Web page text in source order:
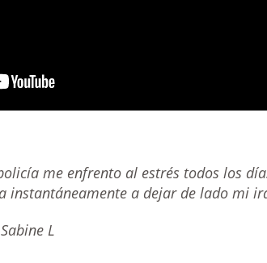
me enfrento al estrés todos los
instantáneamente a dejar de lado mi
L